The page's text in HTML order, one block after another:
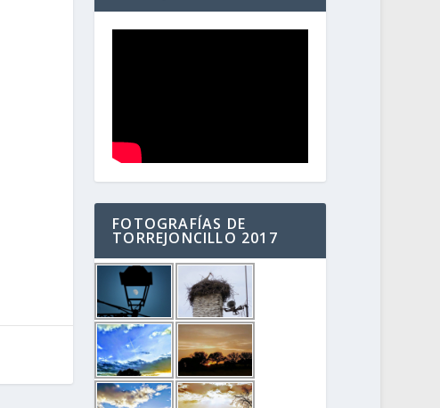
FOTOGRAFÍAS DE
TORREJONCILLO 2017